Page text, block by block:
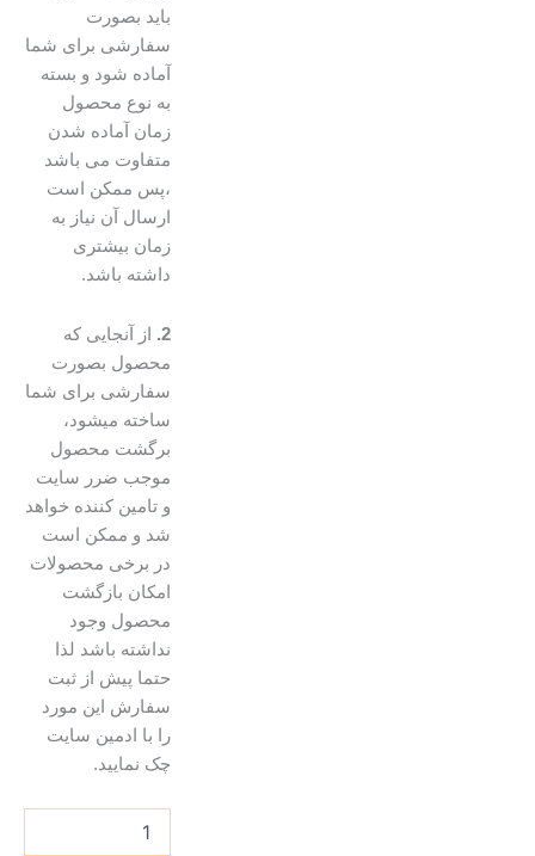
باید بصورت
سفارشی برای شما
آماده شود و بسته
به نوع محصول
زمان آماده شدن
متفاوت می باشد
،پس ممکن است
ارسال آن نیاز به
زمان بیشتری
داشته باشد.
از آنجایی که
محصول بصورت
سفارشی برای شما
ساخته میشود،
برگشت محصول
موجب ضرر سایت
و تامین کننده خواهد
شد و ممکن است
در برخی محصولات
امکان بازگشت
محصول وجود
نداشته باشد لذا
حتما پیش از ثبت
سفارش این مورد
را با ادمین سایت
چک نمایید.